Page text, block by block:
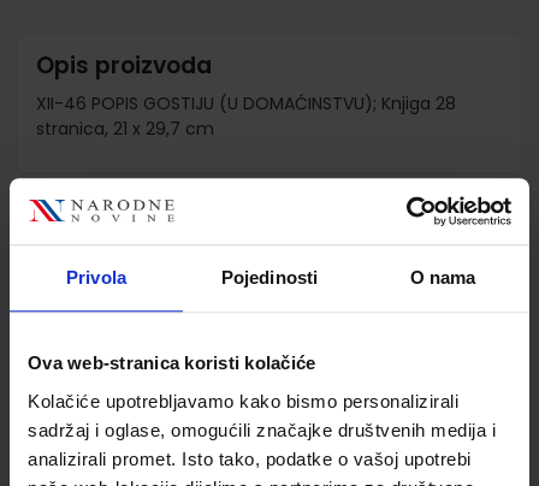
Privola Pojedinosti O nama
Ova web-stranica koristi kolačiće
Kolačiće upotrebljavamo kako bismo personalizirali
sadržaj i oglase, omogućili značajke društvenih medija i
analizirali promet. Isto tako, podatke o vašoj upotrebi
Opis proizvoda
XII-46 POPIS GOSTIJU (U DOMAĆINSTVU); Knjiga 28
stranica, 21 x 29,7 cm
Detalji proizvoda
Šifra proizvoda
120195
Jedinična mjera